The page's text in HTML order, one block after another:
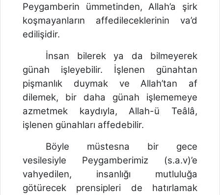
Peygamberin ümmetinden, Allah’a şirk
koşmayanların affedileceklerinin va’d
edilişidir.
İnsan bilerek ya da bilmeyerek
günah işleyebilir. İşlenen günahtan
pişmanlık duymak ve Allah’tan af
dilemek, bir daha günah işlememeye
azmetmek kaydıyla, Allah-ü Teâlâ,
işlenen günahları affedebilir.
Böyle müstesna bir gece
vesilesiyle Peygamberimiz (s.a.v)’e
vahyedilen, insanlığı mutluluğa
götürecek prensipleri de hatırlamak